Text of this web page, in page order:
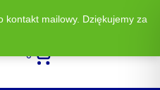
523 883
0
kontakt mailowy. Dziękujemy za